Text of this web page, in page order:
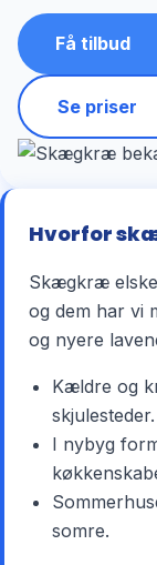
Få tilbud
Se priser
Hvorfor
Skægkræ
og dem har vi
og nyere
Kældre og
skjulesteder.
I nybyg
somre.